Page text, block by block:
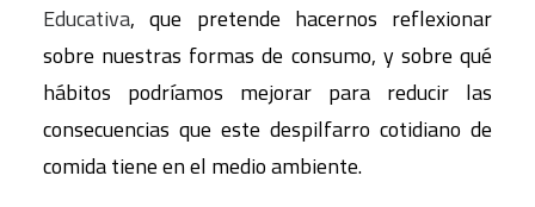
Educativa, que pretende hacernos reflexionar
sobre nuestras formas de consumo, y sobre qué
hábitos podríamos mejorar para reducir las
consecuencias que este despilfarro cotidiano de
comida tiene en el medio ambiente.